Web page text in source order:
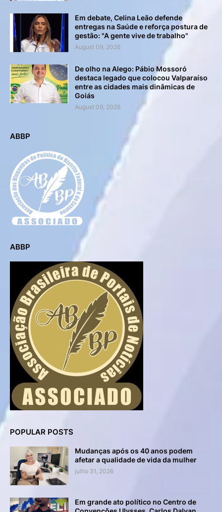
Em debate, Celina Leão defende
entregas na Saúde e reforça postura de
gestão: "A gente vive de trabalho"
August 09, 2026
De olho na Alego: Pábio Mossoró
destaca legado que colocou Valparaíso
entre as cidades mais dinâmicas de
Goiás
August 09, 2026
ABBP
ABBP
POPULAR POSTS
Mudanças após os 40 anos podem
afetar a qualidade de vida da mulher
julho 31, 2026
Em grande ato político no Centro de